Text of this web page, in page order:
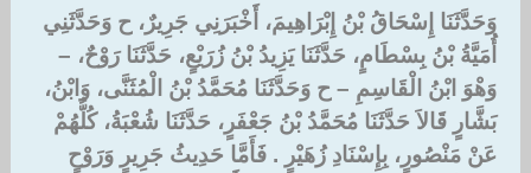
وَحَدَّثَنَا إِسْحَاقُ بْنُ إِبْرَاهِيمَ، أَخْبَرَنِي جَرِيرٌ، ح وَحَدَّثَنِي
أُمَيَّةُ بْنُ بِسْطَامٍ، حَدَّثَنَا يَزِيدُ بْنُ زُرَيْعٍ، حَدَّثَنَا رَوْحٌ، –
وَهْوَ ابْنُ الْقَاسِمِ – ح وَحَدَّثَنَا مُحَمَّدُ بْنُ الْمُثَنَّى، وَابْنُ،
بَشَّارٍ قَالاَ حَدَّثَنَا مُحَمَّدُ بْنُ جَعْفَرٍ، حَدَّثَنَا شُعْبَةُ، كُلُّهُمْ
عَنْ مَنْصُورٍ، بِإِسْنَادِ زُهَيْرٍ ‏.‏ فَأَمَّا حَدِيثُ جَرِيرٍ وَرَوْحٍ